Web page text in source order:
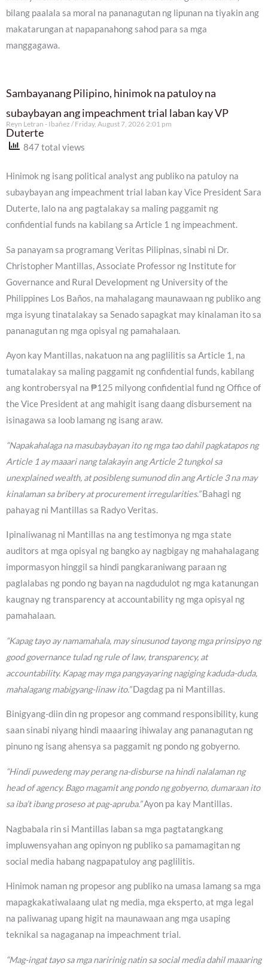
bilang paalala sa moral na pananagutan ng lipunan na tiyakin ang
makatarungan at napapanahong sahod para sa mga
manggagawa.
Sambayanang Pilipino, hinimok na patuloy na
subaybayan ang impeachment trial laban kay VP
Duterte
Reyn Letran - Ibañez Friday, August 7, 2026 2:01 pm
847 total views
Hinimok ng isang political analyst ang publiko na patuloy na
subaybayan ang impeachment trial laban kay Vice President Sara
Duterte, lalo na ang pagtalakay sa maling paggamit ng
confidential funds na kabilang sa Article 1 ng impeachment.
Sa panayam sa programang Veritas Pilipinas, sinabi ni Dr.
Christopher Mantillas, Associate Professor ng Institute for
Governance and Rural Development ng University of the
Philippines Los Baños, na mahalagang maunawaan ng publiko ang
mga isyung tinatalakay sa Senado sapagkat may kinalaman ito sa
pananagutan ng mga opisyal ng pamahalaan.
Ayon kay Mantillas, nakatuon na ang paglilitis sa Article 1, na
tumatalakay sa maling paggamit ng confidential funds, kabilang
ang kontrobersyal na ₱125 milyong confidential fund ng Office of
the Vice President at ang mahigit isang daang disbursement na
isinagawa sa loob lamang ng isang araw.
“Napakahalaga na masubaybayan ito ng mga tao dahil pagkatapos ng
Article 1 ay maaari nang talakayin ang Article 2 tungkol sa
unexplained wealth, at posibleng sumunod din ang Article 3 na may
kinalaman sa bribery at procurement irregularities.”Bahagi ng
pahayag ni Mantillas sa Radyo Veritas.
Ipinaliwanag ni Mantillas na ang testimonya ng mga state
auditors at mga opisyal ng bangko ay nagbigay ng mahahalagang
impormasyon hinggil sa hindi pangkaraniwang paraan ng
paglalabas ng pondo ng bayan na nagdudulot ng mga katanungan
kaugnay ng transparency at accountability ng mga opisyal ng
pamahalaan.
“Kapag tayo ay namamahala, may sinusunod tayong mga prinsipyo ng
good governance tulad ng rule of law, transparency, at
accountability. Kapag may mga pangyayaring nagiging kaduda-duda,
mahalagang mabigyang-linaw ito.”Dagdag pa ni Mantillas.
Binigyang-diin din ng propesor ang command responsibility, kung
saan sinabi niyang hindi maaaring ihiwalay ang pananagutan ng
pinuno ng isang ahensya sa paggamit ng pondo ng gobyerno.
“Hindi puwedeng may perang na-disburse na hindi nalalaman ng
head of agency. Bago magamit ang pondo ng gobyerno, dumaraan ito
sa iba’t ibang proseso at pag-apruba.”Ayon pa kay Mantillas.
Nagbabala rin si Mantillas laban sa mga pagtatangkang
impluwensyahan ang opinyon ng publiko sa pamamagitan ng
social media habang nagpapatuloy ang paglilitis.
Hinimok naman ng propesor ang publiko na umasa lamang sa mga
mapagkakatiwalaang ulat ng media, mga eksperto, at mga legal
na paliwanag upang higit na maunawaan ang mga usaping
teknikal sa nagaganap na impeachment trial.
“Mag-ingat tayo sa mga naririnig natin sa social media dahil maaaring